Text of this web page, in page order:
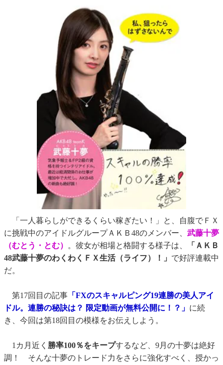
「一人暮らしができるくらい稼ぎたい！」と、自腹でＦＸ
に挑戦中のアイドルグループＡＫＢ48のメンバー、 武藤十夢
（むとう・とむ）
。彼女が相場と格闘する様子は、
「ＡＫＢ
48武藤十夢のわくわくＦＸ生活（ライフ）！」 で好評連載中
だ。
第17回目の記事 「FXのスキャルピング19連勝の美人アイ
ドル。連勝の秘訣は？ 限定動画が無料公開に！？」 に続
き、今回は第18回目の模様をお伝えしよう。
1カ月近く 勝率100％をキープするなど、9月の十夢は絶好
調！ そんな十夢のトレード力をさらに強化すべく、授かっ